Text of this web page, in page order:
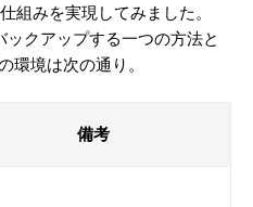
組みを実現してみました。
クアップする一つの方法と
環境は次の通り。
備考